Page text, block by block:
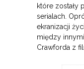
które zostały
serialach.
ekranizacji
między
Crawforda z